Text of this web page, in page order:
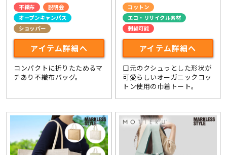
不織布
説明会
オープンキャンパス
ショッパー
アイテム詳細へ
コンパクトに折りたためるマ
チあり不織布バッグ。
コットン
エコ・リサイクル素材
刺繍可能
アイテム詳細へ
口元のクシュっとした形状が
可愛らしいオーガニックコッ
トン使用の巾着トート。